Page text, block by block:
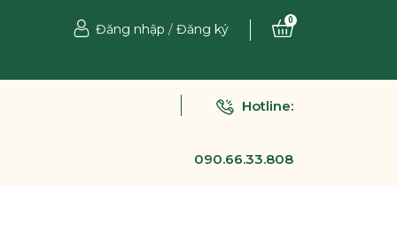
Đăng nhập / Đăng ký
0
Hotline:
090.66.33.808